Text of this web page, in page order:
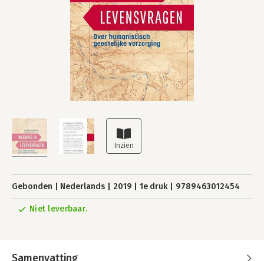
Gebonden Nederlands 2019 1e druk 9789463012454
Niet leverbaar.
Samenvatting